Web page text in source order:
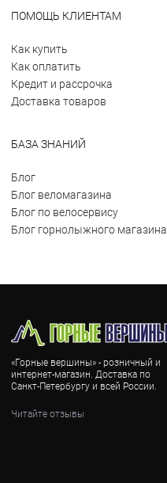
ПОМОЩЬ КЛИЕНТАМ
Как купить
Как оплатить
Кредит и рассрочка
Доставка товаров
БАЗА ЗНАНИЙ
Блог
Блог веломагазина
Блог по велосервису
Блог горнолыжного магазина
«Горные вершины» - розничный и
интернет-магазин. Доставка по
Санкт-Петербургу и всей России.
Читайте отзывы